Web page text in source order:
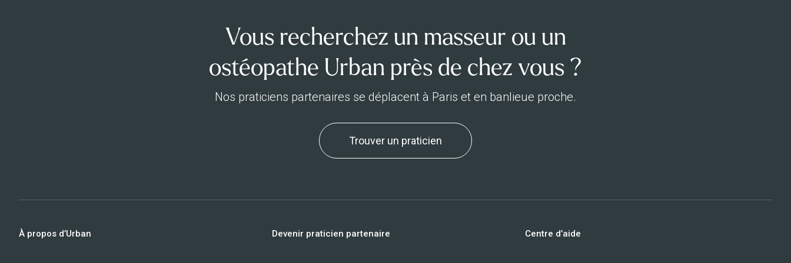
Vous recherchez un masseur ou un
ostéopathe Urban près de chez vous ?
Nos praticiens partenaires se déplacent à Paris et en banlieue proche.
Trouver un praticien
À propos d’Urban Devenir praticien partenaire Centre d’aide